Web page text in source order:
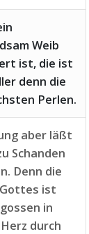
Weib
ist, die ist
denn die
Perlen.
aber läßt
Schanden
Denn die
ist
in
durch